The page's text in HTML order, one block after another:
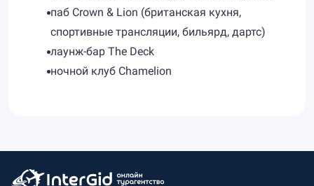
паб Crown & Lion (британская кухня,
спортивные трансляции, бильярд, дартс)
лаунж-бар The Deck
ночной клуб Chamelion